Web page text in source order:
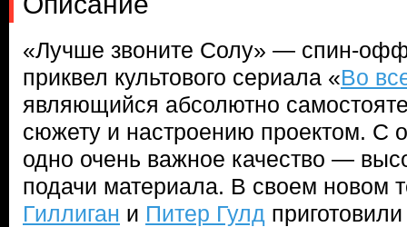
«Лучше звоните Солу» — спин-
приквел культового сериала «Во
являющийся абсолютно
сюжету и настроению проектом. С
одно очень важное качество —
подачи материала. В своем новом
Гиллиган и Питер Гулд